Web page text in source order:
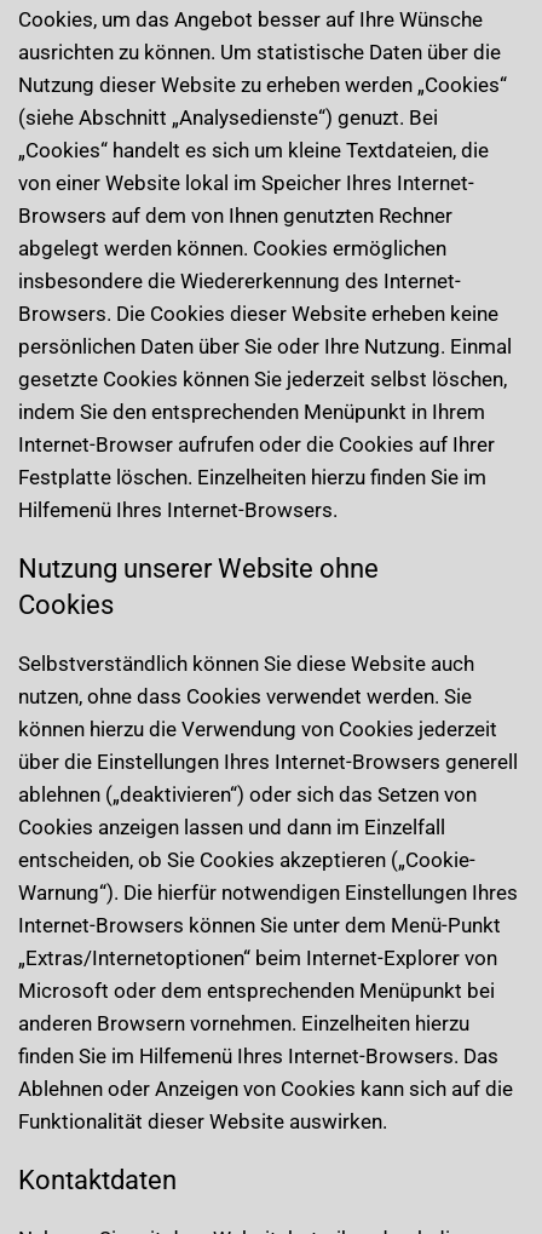
Cookies, um das Angebot besser auf Ihre Wünsche
ausrichten zu können. Um statistische Daten über die
Nutzung dieser Website zu erheben werden „Cookies“
(siehe Abschnitt „Analysedienste“) genuzt. Bei
„Cookies“ handelt es sich um kleine Textdateien, die
von einer Website lokal im Speicher Ihres Internet-
Browsers auf dem von Ihnen genutzten Rechner
abgelegt werden können. Cookies ermöglichen
insbesondere die Wiedererkennung des Internet-
Browsers. Die Cookies dieser Website erheben keine
persönlichen Daten über Sie oder Ihre Nutzung. Einmal
gesetzte Cookies können Sie jederzeit selbst löschen,
indem Sie den entsprechenden Menüpunkt in Ihrem
Internet-Browser aufrufen oder die Cookies auf Ihrer
Festplatte löschen. Einzelheiten hierzu finden Sie im
Hilfemenü Ihres Internet-Browsers.
Nutzung unserer Website ohne
Cookies
Selbstverständlich können Sie diese Website auch
nutzen, ohne dass Cookies verwendet werden. Sie
können hierzu die Verwendung von Cookies jederzeit
über die Einstellungen Ihres Internet-Browsers generell
ablehnen („deaktivieren“) oder sich das Setzen von
Cookies anzeigen lassen und dann im Einzelfall
entscheiden, ob Sie Cookies akzeptieren („Cookie-
Warnung“). Die hierfür notwendigen Einstellungen Ihres
Internet-Browsers können Sie unter dem Menü-Punkt
„Extras/Internetoptionen“ beim Internet-Explorer von
Microsoft oder dem entsprechenden Menüpunkt bei
anderen Browsern vornehmen. Einzelheiten hierzu
finden Sie im Hilfemenü Ihres Internet-Browsers. Das
Ablehnen oder Anzeigen von Cookies kann sich auf die
Funktionalität dieser Website auswirken.
Kontaktdaten